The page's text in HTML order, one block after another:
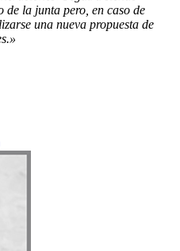
de la junta pero, en caso de
una nueva propuesta de